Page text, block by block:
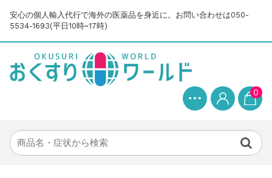
安心の個人輸入代行で海外の医薬品を身近に。お問い合わせは050-
5534-1693(平日10時~17時)
0
2025.8.24
問い合わせ停止期間のご案内...
お知らせ
2026.4.9